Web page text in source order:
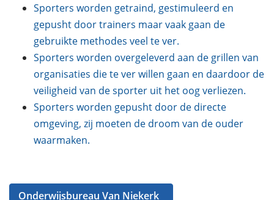
Sporters worden getraind, gestimuleerd en
gepusht door trainers maar vaak gaan de
gebruikte methodes veel te ver.
Sporters worden overgeleverd aan de grillen van
organisaties die te ver willen gaan en daardoor de
veiligheid van de sporter uit het oog verliezen.
Sporters worden gepusht door de directe
omgeving, zij moeten de droom van de ouder
waarmaken.
Onderwijsbureau Van Niekerk